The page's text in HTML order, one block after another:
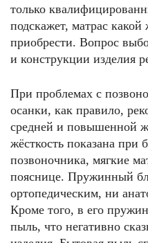
только
подскажет, матрас какой
приобрести. Вопрос
и конструкции изделия
При проблемах с
осанки, как правило,
средней и повышенной
жёсткость показана при
позвоночника, мягкие
пояснице. Пружинный
ортопедическим, ни
Кроме того, в его
пыль, что негативно